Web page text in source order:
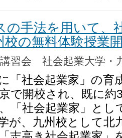
の手法を用いて、
校の無料体験授業
/講習会 社会起業大学
「社会起業家」の
で開校され、既に約
「社会起業家」と
が、九州校として北